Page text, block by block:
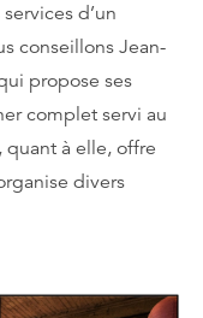
d’un
conseillons Jean-
propose ses
complet servi au
quant à elle, offre
divers